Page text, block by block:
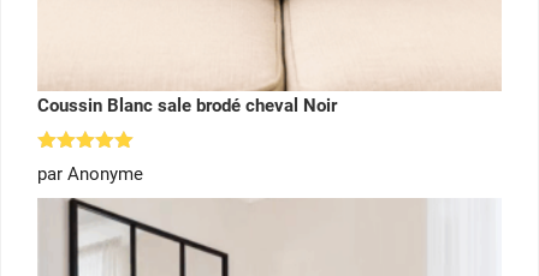
Coussin Blanc sale brodé cheval Noir
Note
sur 5
par Anonyme